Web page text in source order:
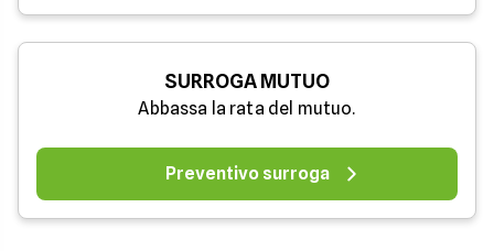
SURROGA MUTUO
Abbassa la rata del mutuo.
Preventivo surroga